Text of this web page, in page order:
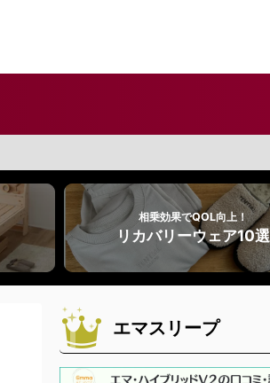
相乗効果でQOL向上！
リカバリーウェア10選
エマスリープ